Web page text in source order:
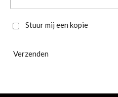
Stuur mij een kopie
Verzenden